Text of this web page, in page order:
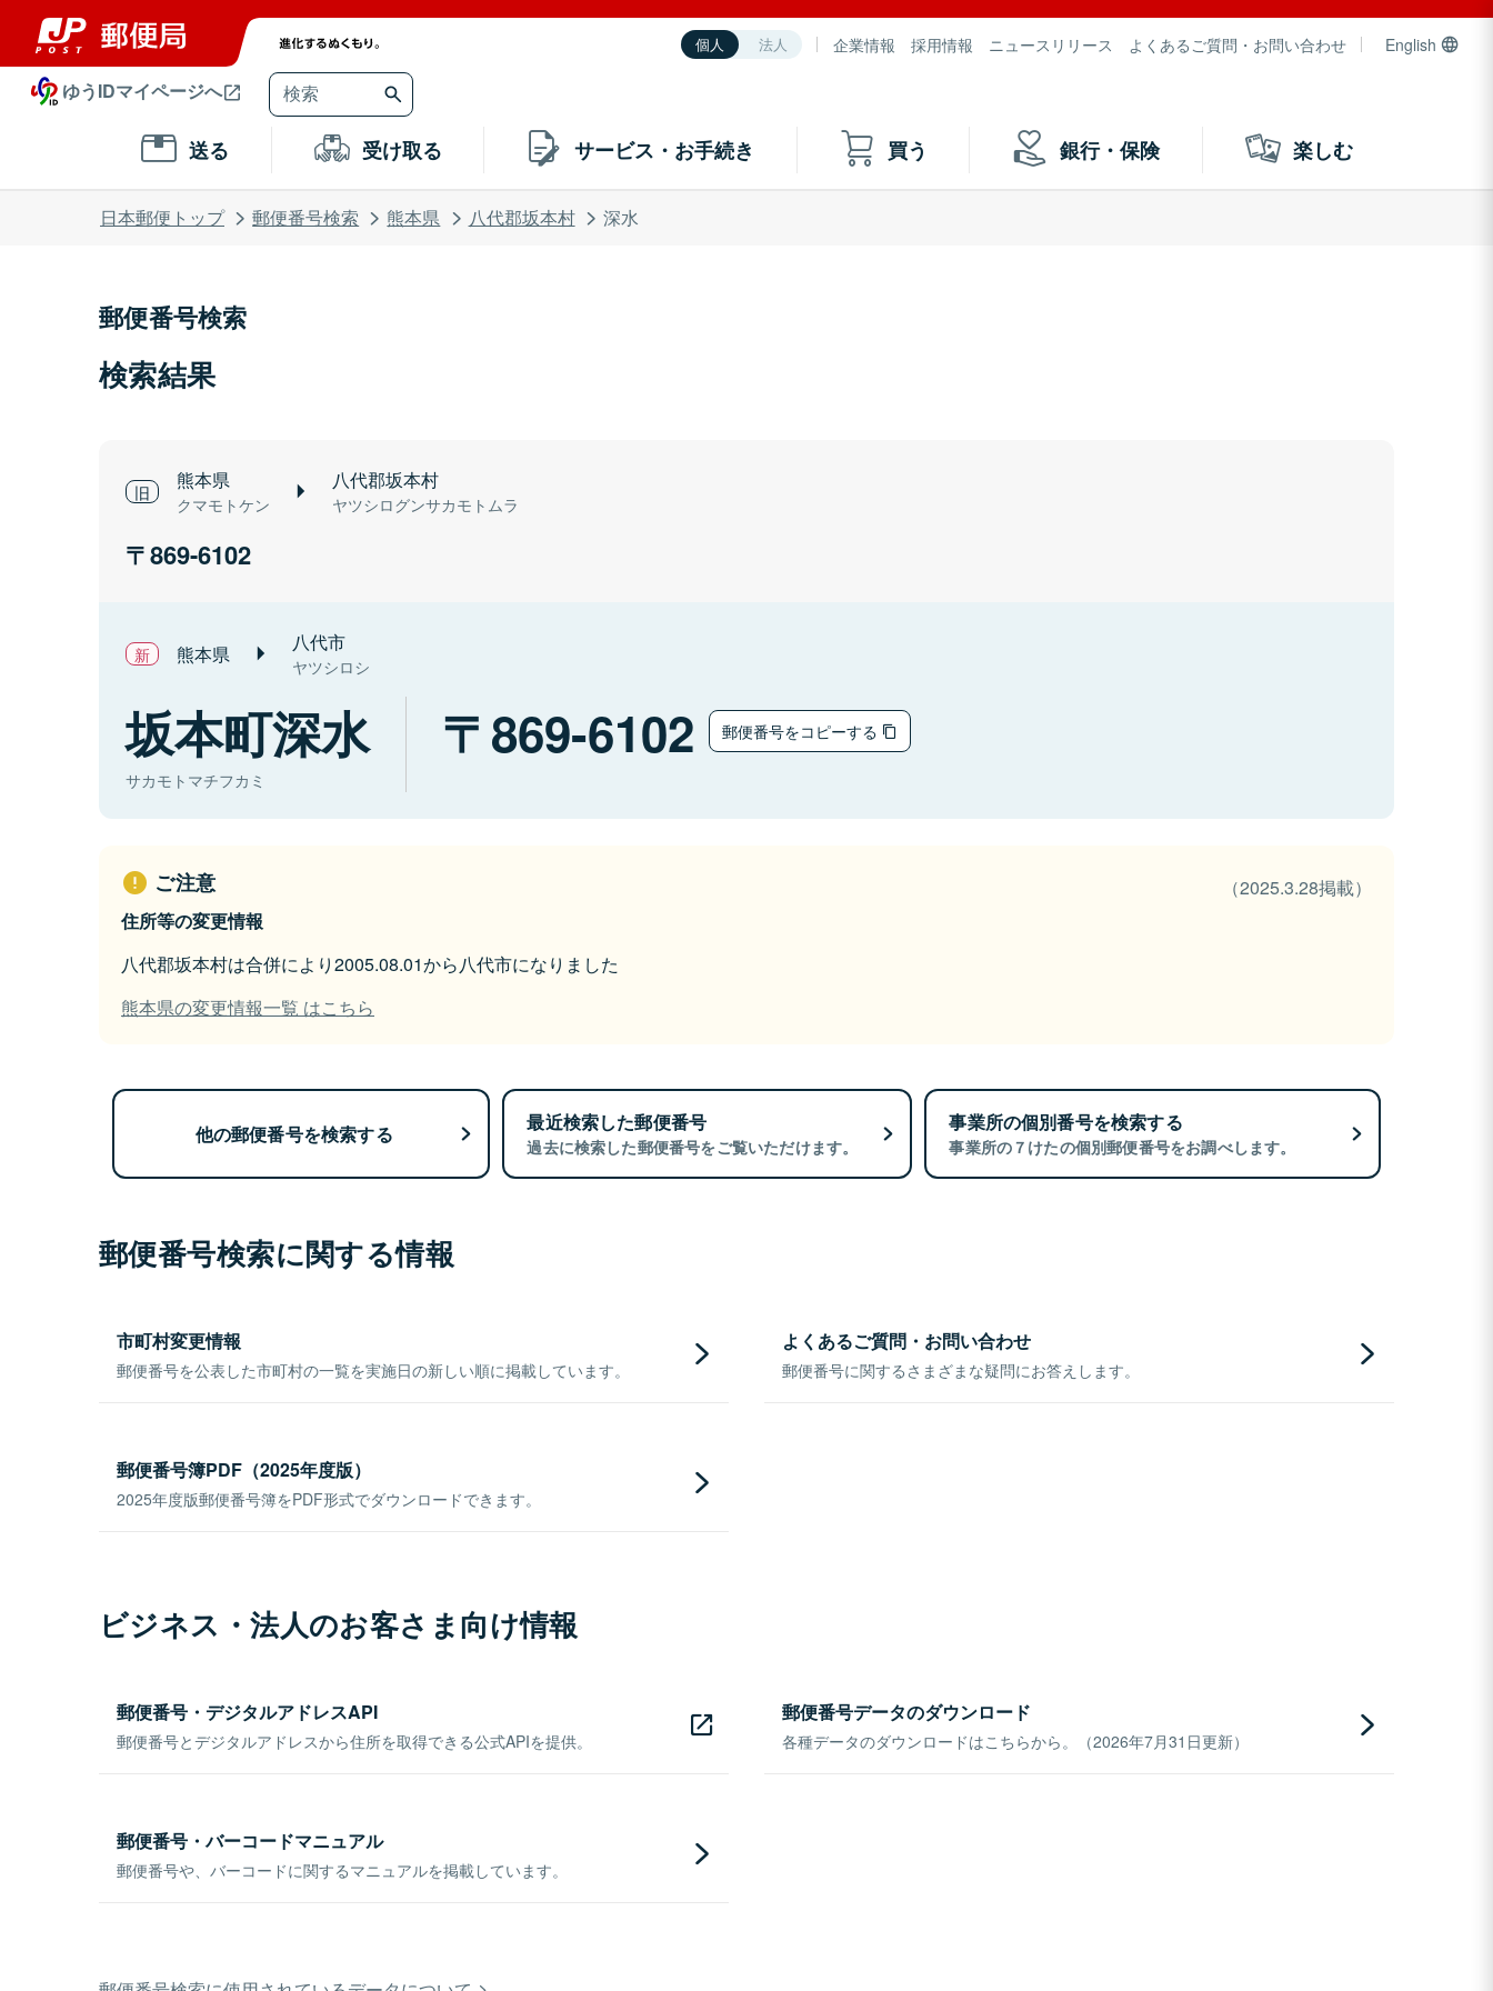
個人 法人 企業情報 採用情報 ニュースリリース よくあるご質問・お問い合わせ English
ゆうIDマイページへ
送る 受け取る サービス・お手続き 買う 銀行・保険 楽しむ
日本郵便トップ 郵便番号検索 熊本県 八代郡坂本村 深水
郵便番号検索
検索結果
熊本県
クマモトケン
八代郡坂本村
ヤツシログンサカモトムラ
869-6102
熊本県 八代市
ヤツシロシ
坂本町深水
サカモトマチフカミ
869-6102 郵便番号をコピーする
ご注意
（2025.3.28掲載）
住所等の変更情報
八代郡坂本村は合併により2005.08.01から八代市になりました
熊本県の変更情報一覧 はこちら
他の郵便番号を検索する 最近検索した郵便番号
過去に検索した郵便番号をご覧いただけます。
事業所の個別番号を検索する
事業所の７けたの個別郵便番号をお調べします。
郵便番号検索に関する情報
市町村変更情報
郵便番号を公表した市町村の一覧を実施日の新しい順に掲載しています。
よくあるご質問・お問い合わせ
郵便番号に関するさまざまな疑問にお答えします。
郵便番号簿PDF（2025年度版）
2025年度版郵便番号簿をPDF形式でダウンロードできます。
ビジネス・法人のお客さま向け情報
郵便番号・デジタルアドレスAPI
郵便番号とデジタルアドレスから住所を取得できる公式APIを提供。
郵便番号データのダウンロード
各種データのダウンロードはこちらから。（2026年7月31日更新）
郵便番号・バーコードマニュアル
郵便番号や、バーコードに関するマニュアルを掲載しています。